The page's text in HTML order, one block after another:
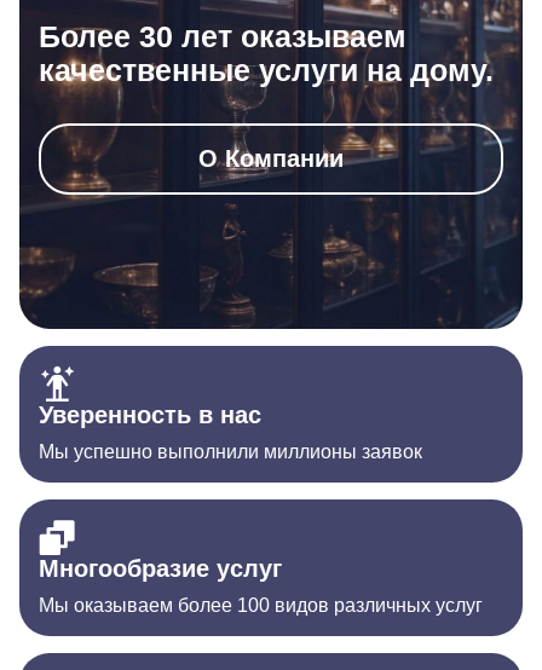
Более 30 лет оказываем
качественные услуги на дому.
О Компании
Уверенность в нас
Мы успешно выполнили миллионы заявок
Многообразие услуг
Мы оказываем более 100 видов различных услуг